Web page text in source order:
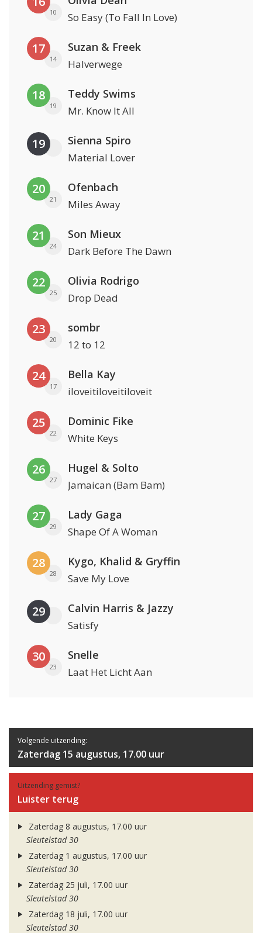
10 So Easy (To Fall In Love)
17
14
Suzan & Freek
Halverwege
18
19
Teddy Swims
Mr. Know It All
19 Sienna Spiro
Material Lover
20
21
Ofenbach
Miles Away
21
24
Son Mieux
Dark Before The Dawn
22
25
Olivia Rodrigo
Drop Dead
23
20
sombr
12 to 12
24
17
Bella Kay
iloveitiloveitiloveit
25
22
Dominic Fike
White Keys
26
27
Hugel & Solto
Jamaican (Bam Bam)
27
29
Lady Gaga
Shape Of A Woman
28
28
Kygo, Khalid & Gryffin
Save My Love
29 Calvin Harris & Jazzy
Satisfy
30
23
Snelle
Laat Het Licht Aan
Volgende uitzending:
Zaterdag 15 augustus, 17.00 uur
Uitzending gemist?
Luister terug
Zaterdag 8 augustus, 17.00 uur
Sleutelstad 30
Zaterdag 1 augustus, 17.00 uur
Sleutelstad 30
Zaterdag 25 juli, 17.00 uur
Sleutelstad 30
Zaterdag 18 juli, 17.00 uur
Sleutelstad 30